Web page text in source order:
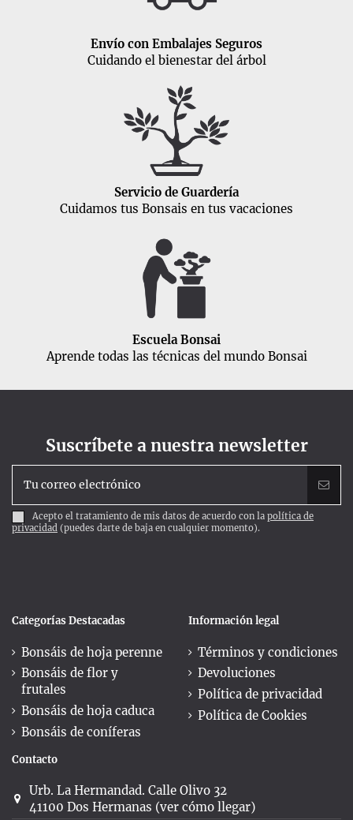
Envío con Embalajes Seguros
Cuidando el bienestar del árbol
Servicio de Guardería
Cuidamos tus Bonsais en tus vacaciones
Escuela Bonsai
Aprende todas las técnicas del mundo Bonsai
Suscríbete a nuestra newsletter
Acepto el tratamiento de mis datos de acuerdo con la política de
privacidad (puedes darte de baja en cualquier momento).
Categorías Destacadas
Bonsáis de hoja perenne
Bonsáis de flor y
frutales
Bonsáis de hoja caduca
Bonsáis de coníferas
Información legal
Términos y condiciones
Devoluciones
Política de privacidad
Política de Cookies
Contacto
Urb. La Hermandad. Calle Olivo 32
41100 Dos Hermanas (ver cómo llegar)